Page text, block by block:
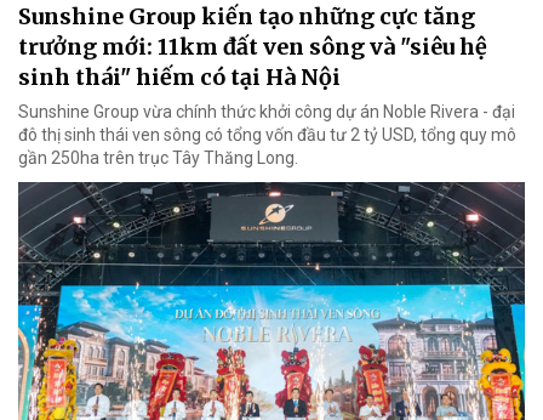
Sunshine Group kiến tạo những cực tăng
trưởng mới: 11km đất ven sông và "siêu hệ
sinh thái" hiếm có tại Hà Nội
Sunshine Group vừa chính thức khởi công dự án Noble Rivera - đại
đô thị sinh thái ven sông có tổng vốn đầu tư 2 tỷ USD, tổng quy mô
gần 250ha trên trục Tây Thăng Long.